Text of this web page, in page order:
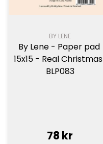
BY LENE
By Lene - Paper pad
15x15 - Real Christmas
BLP083
78 kr